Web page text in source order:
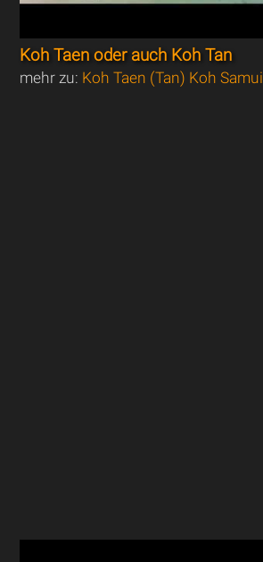
Koh Taen oder auch Koh Tan
mehr zu: Koh Taen (Tan) Koh Samui